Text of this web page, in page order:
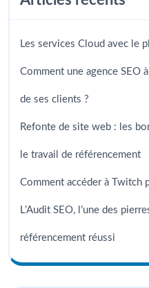
Les services Cloud avec le
Comment une agence SEO
de ses clients ?
Refonte de site web : les
le travail de référencement
Comment accéder à Twitch
L’Audit SEO, l’une des
référencement réussi